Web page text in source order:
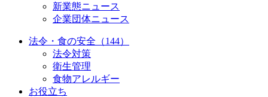
新業態ニュース
企業団体ニュース
法令・食の安全（144）
法令対策
衛生管理
食物アレルギー
お役立ち